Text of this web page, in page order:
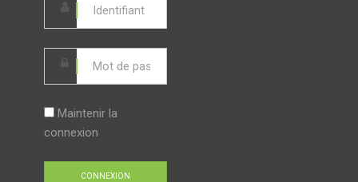
Maintenir la
connexion